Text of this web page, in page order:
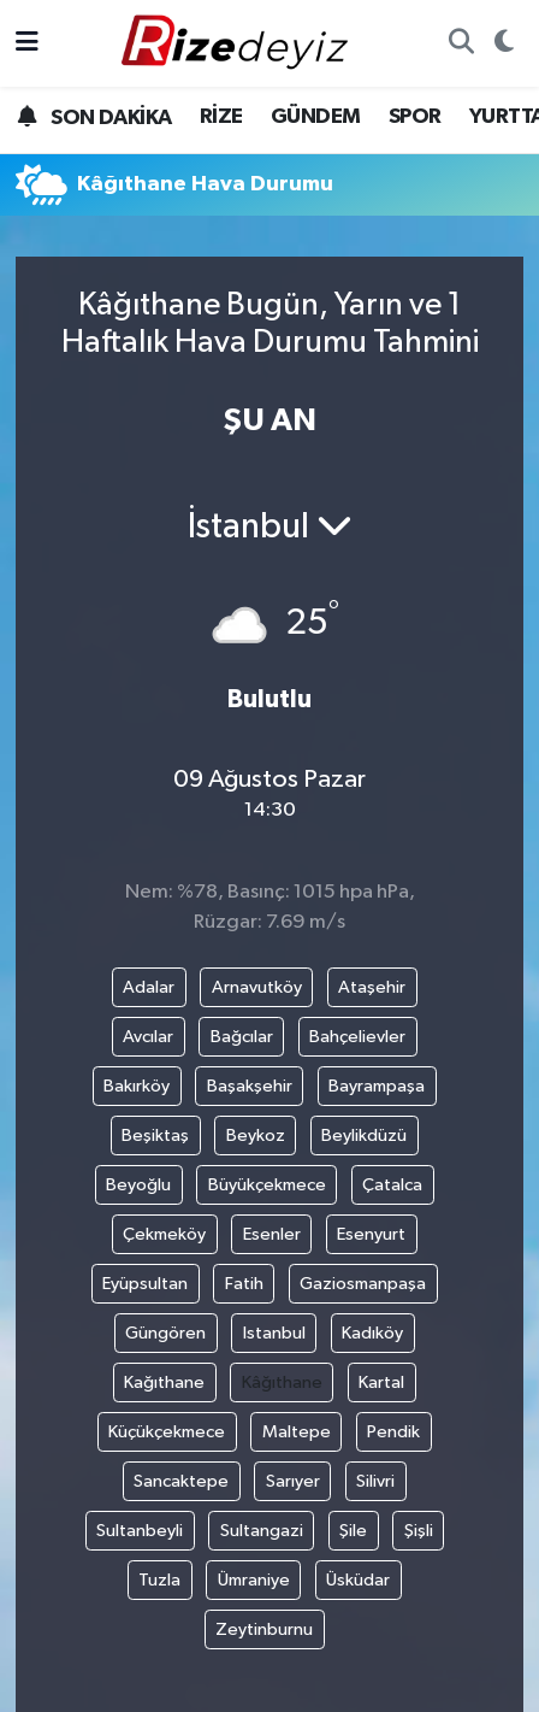
SON DAKİKA RİZE GÜNDEM SPOR
Kâğıthane Hava Durumu
Kâğıthane Bugün, Yarın ve 1
Haftalık Hava Durumu Tahmini
ŞU AN
İstanbul
25°
Bulutlu
09 Ağustos Pazar
14:30
Nem: %78, Basınç: 1015 hpa hPa,
Rüzgar: 7.69 m/s
Adalar Arnavutköy Ataşehir
Avcılar Bağcılar Bahçelievler
Bakırköy Başakşehir Bayrampaşa
Beşiktaş Beykoz Beylikdüzü
Beyoğlu Büyükçekmece Çatalca
Çekmeköy Esenler Esenyurt
Eyüpsultan Fatih Gaziosmanpaşa
Güngören Istanbul Kadıköy
Kağıthane Kâğıthane Kartal
Küçükçekmece Maltepe Pendik
Sancaktepe Sarıyer Silivri
Sultanbeyli Sultangazi Şile Şişli
Tuzla Ümraniye Üsküdar
Zeytinburnu
Gündem
Yurttan Haberler
Teknoloji
Rize Hava Durumu
Rize Trafik Yoğunluk Haritası
Tüm Manşetler